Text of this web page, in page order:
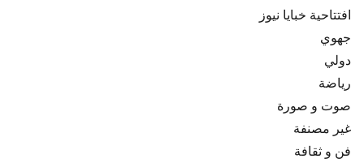
افتتاحية خبايا نيوز
جهوي
دولي
رياضة
صوت و صورة
غير مصنفة
فن و ثقافة